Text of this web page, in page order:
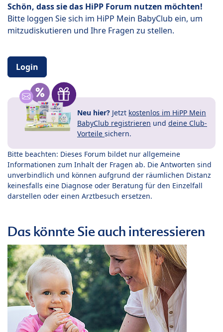
Schön, dass sie das HiPP Forum nutzen möchten!
Bitte loggen Sie sich im HiPP Mein BabyClub ein, um
mitzudiskutieren und Ihre Fragen zu stellen.
Login
Neu hier? Jetzt kostenlos im HiPP Mein
BabyClub registrieren und deine Club-
Vorteile sichern.
Bitte beachten: Dieses Forum bildet nur allgemeine
Informationen zum Inhalt der Fragen ab. Die Antworten sind
unverbindlich und können aufgrund der räumlichen Distanz
keinesfalls eine Diagnose oder Beratung für den Einzelfall
darstellen oder einen Arztbesuch ersetzen.
Das könnte Sie auch interessieren